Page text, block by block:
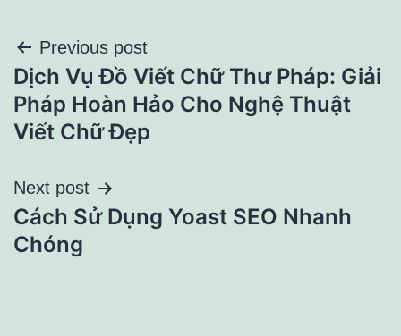
Điều
hướng
bài
viết
Previous post
Dịch Vụ Đồ Viết Chữ Thư Pháp: Giải
Pháp Hoàn Hảo Cho Nghệ Thuật
Viết Chữ Đẹp
Next post
Cách Sử Dụng Yoast SEO Nhanh
Chóng